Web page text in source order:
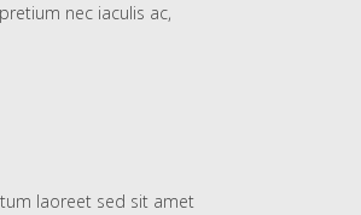
nec iaculis ac,
laoreet sed sit amet